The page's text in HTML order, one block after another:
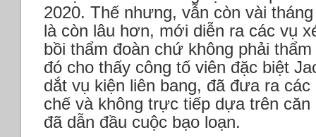
2020. Thế nhưng, vẫn còn vài
là còn lâu hơn, mới diễn ra các vụ
bồi thẩm đoàn chứ không phải
đó cho thấy công tố viên đặc biệt
dắt vụ kiện liên bang, đã đưa ra
chế và không trực tiếp dựa trên
đã dẫn đầu cuộc bạo loạn.